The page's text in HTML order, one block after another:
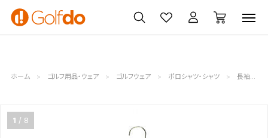
ゴルフ
クラブ
ゴルフ用品
買取
無料査定
クーポン
一覧
ホーム ゴルフ用品・ウェア ゴルフウェア ポロシャツ・シャツ 長袖シャツ・モックネック
1 8